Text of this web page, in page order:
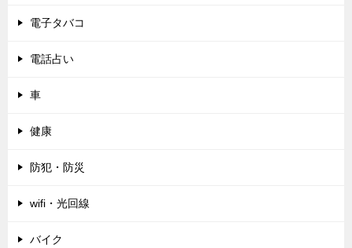
電子タバコ
電話占い
車
健康
防犯・防災
wifi・光回線
バイク